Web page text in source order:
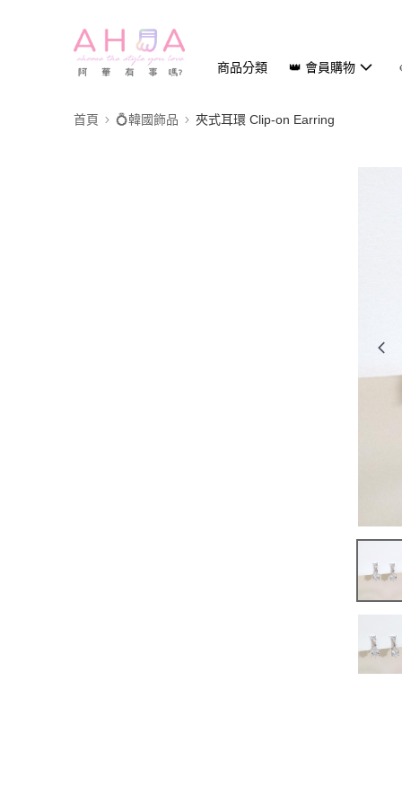
商品分類 👑 會員購物
首頁 💍韓國飾品 夾式耳環 Clip-on Earring